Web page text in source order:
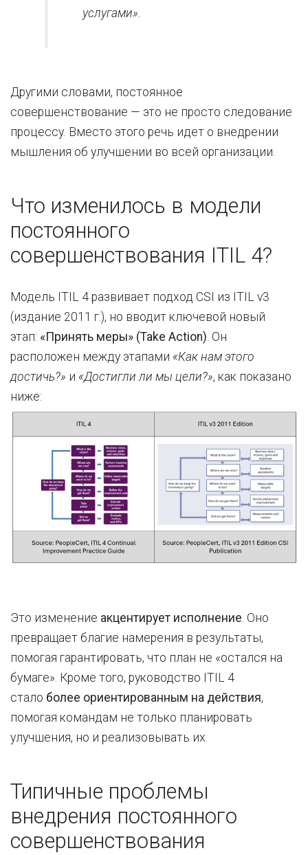
услугами».
Другими словами, постоянное
совершенствование — это не просто следование
процессу. Вместо этого речь идет о внедрении
мышления об улучшении во всей организации.
Что изменилось в модели
постоянного
совершенствования ITIL 4?
Модель ITIL 4 развивает подход CSI из ITIL v3
(издание 2011 г.), но вводит ключевой новый
этап: «Принять меры» (Take Action). Он
расположен между этапами «Как нам этого
достичь?» и «Достигли ли мы цели?», как показано
ниже:
Это изменение акцентирует исполнение. Оно
превращает благие намерения в результаты,
помогая гарантировать, что план не «остался на
бумаге». Кроме того, руководство ITIL 4
стало более ориентированным на действия,
помогая командам не только планировать
улучшения, но и реализовывать их.
Типичные проблемы
внедрения постоянного
совершенствования